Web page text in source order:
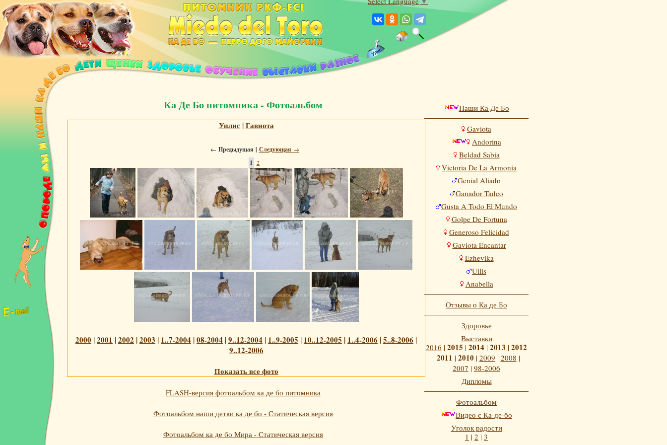
Ка Де Бо питомника - Фотоальбом
Уилис|Гавиота
← Предыдущая | Следующая →
1 2
2000 |2001 |2002 |2003 | 1..7-2004 |08-2004 |9..12-2004 | 1..9-2005 | 10..12-2005 | 1..4-2006 |5..8-2006 |
9..12-2006
Показать все фото
FLASH-версия фотоальбом ка де бо питомника
Фотоальбом наши детки ка де бо - Статическая версия
Фотоальбом ка де бо Мира - Статическая версия
Наши Ка Де Бо
Gaviota
Andorina
Beldad Sabia
Victoria De La Armonia
Genial Aliado
Ganador Tadeo
Gusta A Todo El Mundo
Golpe De Fortuna
Generoso Felicidad
Gaviota Encantar
Ezhevika
Uilis
Anabella
Отзывы о Ка де Бо
Здоровье
Выставки
2016 | 2015 | 2014 | 2013 | 2012
| 2011 | 2010 | 2009 | 2008 |
2007 | 98-2006
Дипломы
Фотоальбом
Видео с Ка-де-бо
Уголок радости
1 | 2 | 3